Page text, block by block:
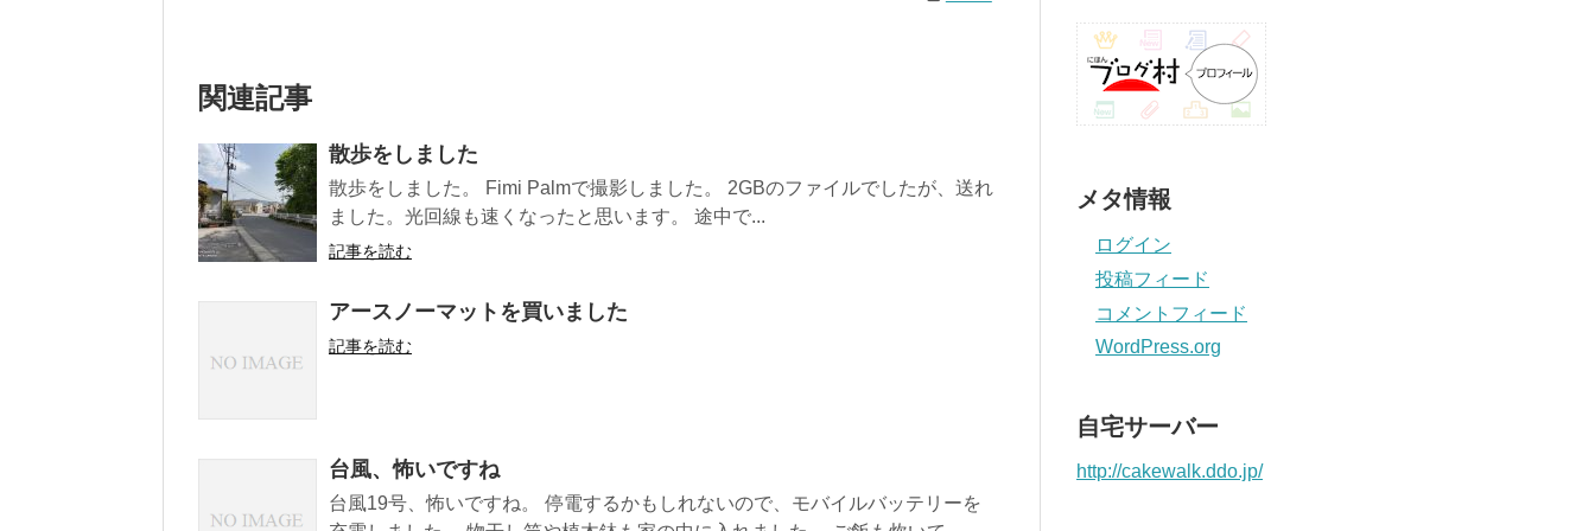
関連記事
散歩をしました
散歩をしました。 Fimi Palmで撮影しました。 2GBのファイルでしたが、送れ
ました。光回線も速くなったと思います。 途中で...
記事を読む
アースノーマットを買いました
記事を読む
台風、怖いですね
台風19号、怖いですね。 停電するかもしれないので、モバイルバッテリーを
メタ情報
ログイン
投稿フィード
コメントフィード
WordPress.org
自宅サーバー
http://cakewalk.ddo.jp/